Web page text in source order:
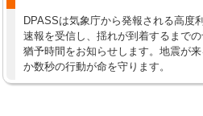
DPASSは気象庁から発報される高度
速報を受信し、揺れが到着するまでの
猶予時間をお知らせします。地震が
か数秒の行動が命を守ります。